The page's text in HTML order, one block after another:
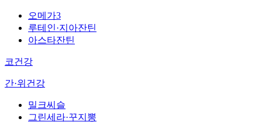
오메가3
루테인·지아잔틴
아스타잔틴
코건강
간·위건강
밀크씨슬
그린세라·꾸지뽕